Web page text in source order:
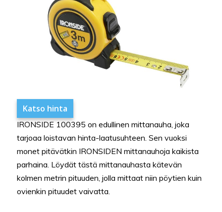
Katso hinta
IRONSIDE 100395 on edullinen mittanauha, joka
tarjoaa loistavan hinta-laatusuhteen. Sen vuoksi
monet pitävätkin IRONSIDEN mittanauhoja kaikista
parhaina. Löydät tästä mittanauhasta kätevän
kolmen metrin pituuden, jolla mittaat niin pöytien kuin
ovienkin pituudet vaivatta.